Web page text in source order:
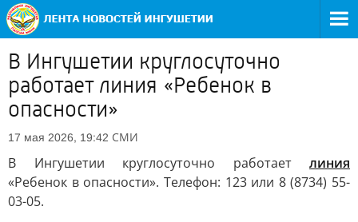
В Ингушетии круглосуточно
работает линия «Ребенок в
опасности»
17 мая 2026, 19:42 СМИ
В Ингушетии круглосуточно работает линия
«Ребенок в опасности». Телефон: 123 или 8 (8734) 55-
03-05.